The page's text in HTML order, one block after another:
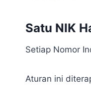
Satu NIK
Setiap Nomor
Aturan ini